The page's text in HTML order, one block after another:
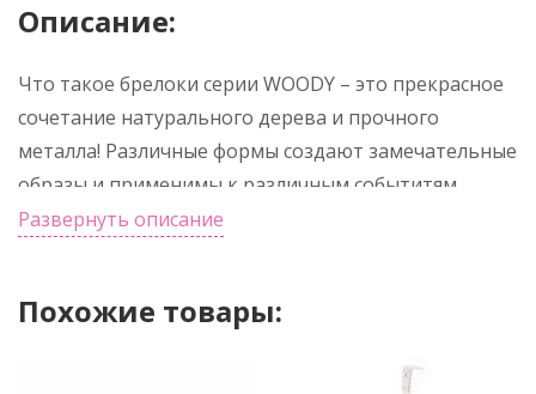
Описание:
Что такое брелоки серии WOODY – это прекрасное
сочетание натурального дерева и прочного
металла! Различные формы создают замечательные
образы и применимы к различным событитям.
Развернуть описание
Похожие товары: